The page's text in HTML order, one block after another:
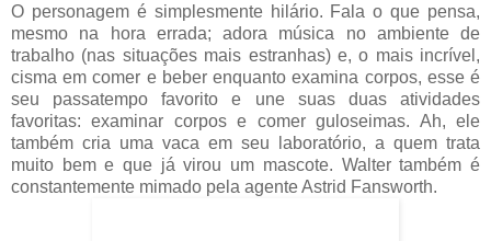
O personagem é simplesmente hilário. Fala o que pensa,
mesmo na hora errada; adora música no ambiente de
trabalho (nas situações mais estranhas) e, o mais incrível,
cisma em comer e beber enquanto examina corpos, esse é
seu passatempo favorito e une suas duas atividades
favoritas: examinar corpos e comer guloseimas. Ah, ele
também cria uma vaca em seu laboratório, a quem trata
muito bem e que já virou um mascote. Walter também é
constantemente mimado pela agente Astrid Fansworth.